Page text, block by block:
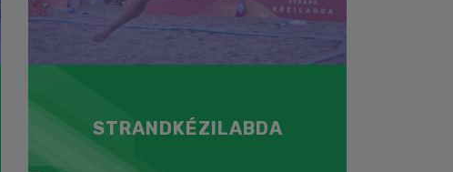
STRANDKÉZILABDA